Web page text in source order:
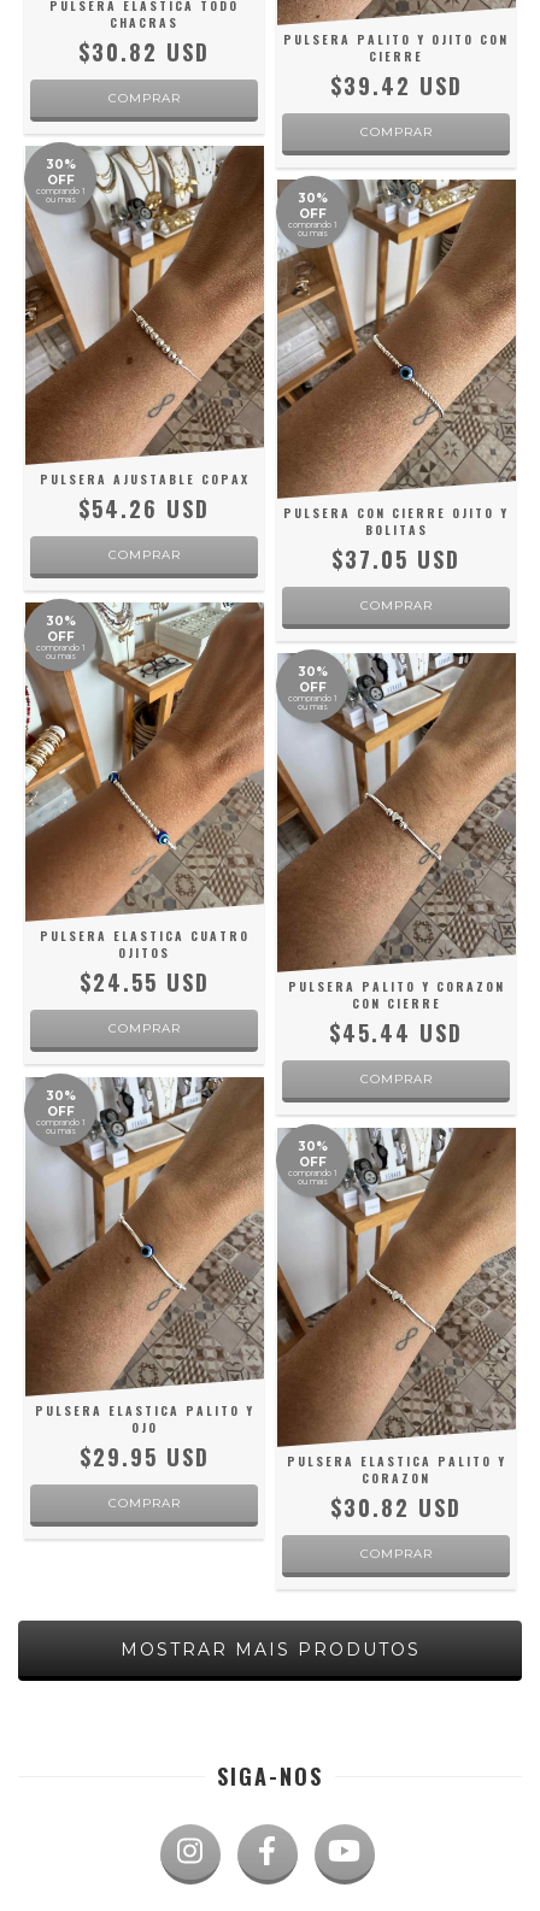
PULSERA ELASTICA TODO
CHACRAS
$30.82 USD
PULSERA PALITO Y OJITO CON
CIERRE
$39.42 USD
30%
OFF
comprando 1
ou mais
PULSERA AJUSTABLE COPAX
$54.26 USD
30%
OFF
comprando 1
ou mais
PULSERA CON CIERRE OJITO Y
BOLITAS
$37.05 USD
30%
OFF
comprando 1
ou mais
PULSERA ELASTICA CUATRO
OJITOS
$24.55 USD
30%
OFF
comprando 1
ou mais
PULSERA PALITO Y CORAZON
CON CIERRE
$45.44 USD
30%
OFF
comprando 1
ou mais
PULSERA ELASTICA PALITO Y
OJO
$29.95 USD
30%
OFF
comprando 1
ou mais
PULSERA ELASTICA PALITO Y
CORAZON
$30.82 USD
MOSTRAR MAIS PRODUTOS
SIGA-NOS